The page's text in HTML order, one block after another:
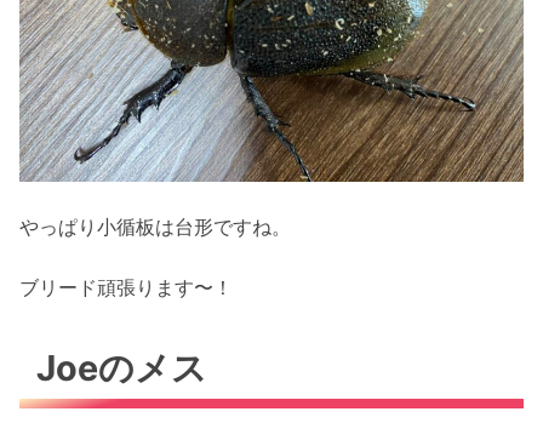
やっぱり小循板は台形ですね。
ブリード頑張ります〜！
Joeのメス